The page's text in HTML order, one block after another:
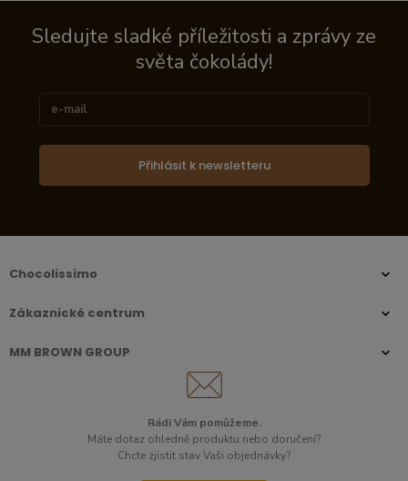
Sledujte sladké příležitosti a zprávy ze
světa čokolády!
Přihlásit k newsletteru
Chocolissimo
Zákaznické centrum
MM BROWN GROUP
Rádi Vám pomůžeme.
Máte dotaz ohledně produktu nebo doručení?
Chcte zjistit stav Vaši objednávky?